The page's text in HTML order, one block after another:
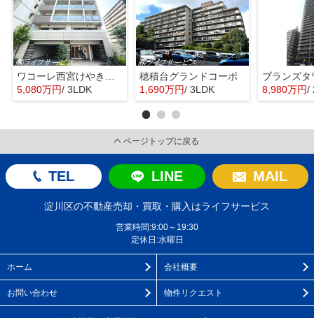
5,080万円/ 3LDK
穂積台グランドコーポ
1,690万円/ 3LDK 8,980万円/
ページトップに戻る
TEL LINE MAIL
淀川区の不動産売却・買取・購入はライフサービス
営業時間:9:00～19:30
定休日:水曜日
ホーム 会社概要
お問い合わせ 物件リクエスト